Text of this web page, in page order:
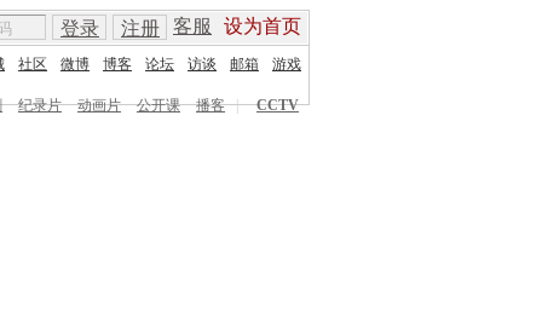
客服 设为首页
登录 注册
社区 微博 博客 论坛 访谈 邮箱 游戏
纪录片 动画片 公开课 播客 |
CCTV